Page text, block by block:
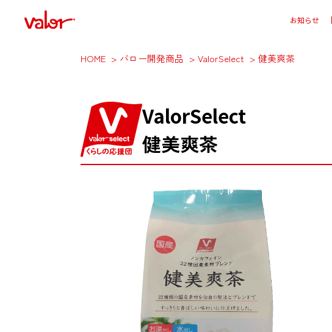
お知らせ
HOME バロー開発商品 ValorSelect 健美爽茶
ValorSelect
健美爽茶